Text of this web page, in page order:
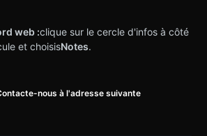
web :clique sur le cercle d'infos à côté
et choisisNotes.
nous à l'adresse suivante